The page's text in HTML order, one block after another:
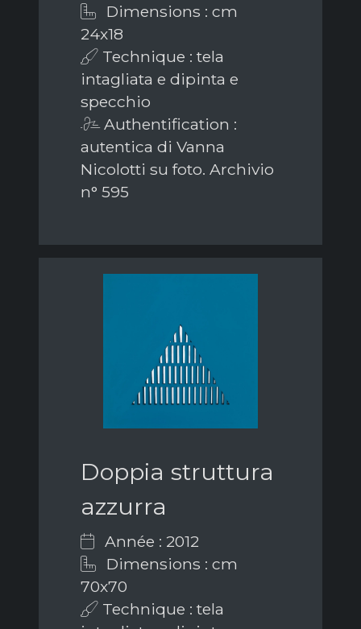
Dimensions : cm
24x18
Technique : tela
intagliata e dipinta e
specchio
Authentification :
autentica di Vanna
Nicolotti su foto. Archivio
n° 595
Doppia struttura
azzurra
Année : 2012
Dimensions : cm
70x70
Technique : tela